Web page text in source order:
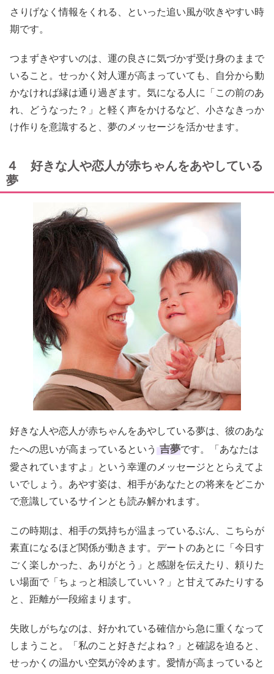
さりげなく情報をくれる、といった追い風が吹きやすい時
期です。
つまずきやすいのは、運の良さに気づかず受け身のままで
いること。せっかく対人運が高まっていても、自分から動
かなければ縁は通り過ぎます。気になる人に「この前のあ
れ、どうなった？」と軽く声をかけるなど、小さなきっか
け作りを意識すると、夢のメッセージを活かせます。
４ 好きな人や恋人が赤ちゃんをあやしている
夢
好きな人や恋人が赤ちゃんをあやしている夢は、彼のあな
たへの思いが高まっているという 吉夢です。「あなたは
愛されていますよ」という幸運のメッセージととらえてよ
いでしょう。あやす姿は、相手があなたとの将来をどこか
で意識しているサインとも読み解かれます。
この時期は、相手の気持ちが温まっているぶん、こちらが
素直になるほど関係が動きます。デートのあとに「今日す
ごく楽しかった、ありがとう」と感謝を伝えたり、頼りた
い場面で「ちょっと相談していい？」と甘えてみたりする
と、距離が一段縮まります。
失敗しがちなのは、好かれている確信から急に重くなって
しまうこと。「私のこと好きだよね？」と確認を迫ると、
せっかくの温かい空気が冷めます。愛情が高まっていると